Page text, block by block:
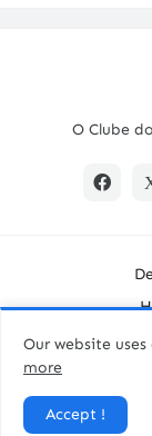
O Clube
Our website
more
Accept !